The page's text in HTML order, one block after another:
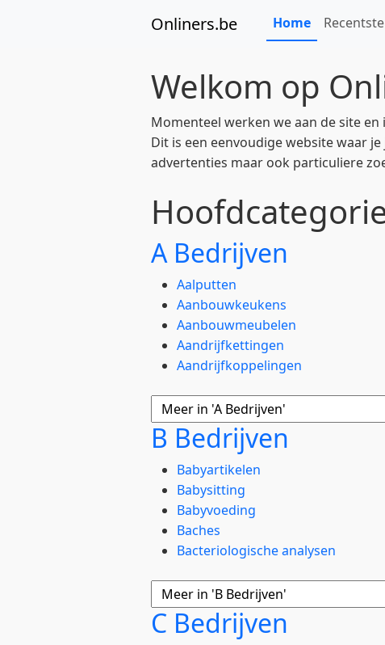
Onliners.be Home
Welkom op
Momenteel werken we aan de site
Dit is een eenvoudige website waar
advertenties maar ook particuliere
A Bedrijven
Aalputten
Aanbouwkeukens
Aanbouwmeubelen
Aandrijfkettingen
Aandrijfkoppelingen
B Bedrijven
Babyartikelen
Babysitting
Babyvoeding
Baches
Bacteriologische analysen
C Bedrijven